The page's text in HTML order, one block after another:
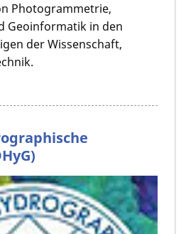
Photogrammetrie,
Geoinformatik in den
der Wissenschaft,